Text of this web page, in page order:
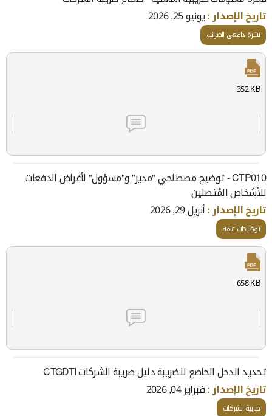
تاريخ الإصدار :يونيو 25, 2026
نشرة دافعي الضرائب
352 KB
CTP010 - توضيح مصطلحي "مدير" و"مسؤول" لأغراض الدفعات
للأشخاص المُتصلين
تاريخ الإصدار :أبريل 29, 2026
توضيحات عامة
658 KB
تحديد الدخل الخاضع للضريبة دليل ضريبة الشركات CTGDTI
تاريخ الإصدار :فبراير 04, 2026
ضريبة الشركات